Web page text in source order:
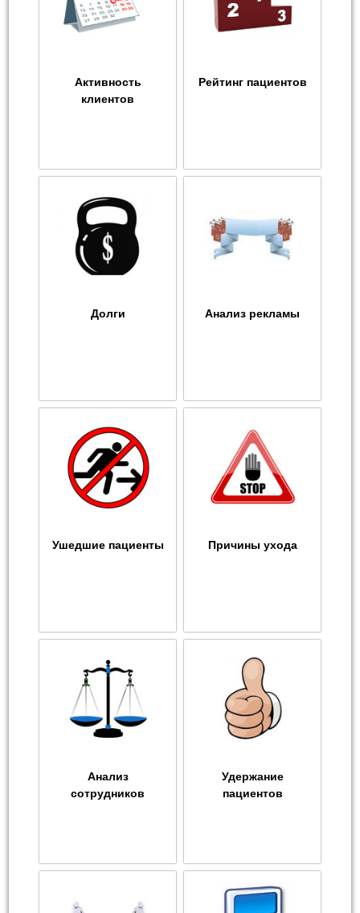
Активность
клиентов
Рейтинг пациентов
Долги Анализ рекламы
Ушедшие пациенты Причины ухода
Анализ
сотрудников
Удержание
пациентов